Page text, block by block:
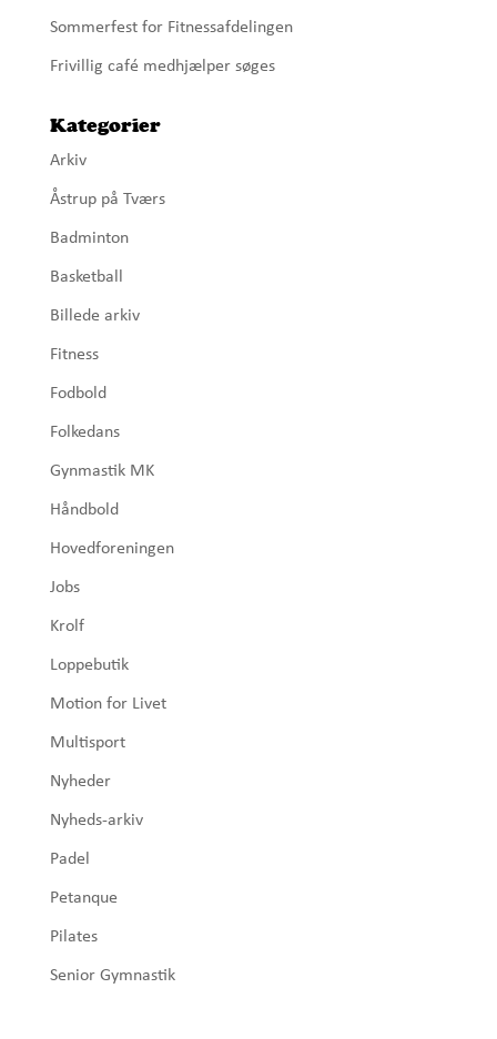
Sommerfest for Fitnessafdelingen
Frivillig café medhjælper søges
Kategorier
Arkiv
Åstrup på Tværs
Badminton
Basketball
Billede arkiv
Fitness
Fodbold
Folkedans
Gynmastik MK
Håndbold
Hovedforeningen
Jobs
Krolf
Loppebutik
Motion for Livet
Multisport
Nyheder
Nyheds-arkiv
Padel
Petanque
Pilates
Senior Gymnastik